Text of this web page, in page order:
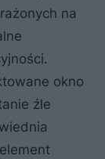
na
okno
źle